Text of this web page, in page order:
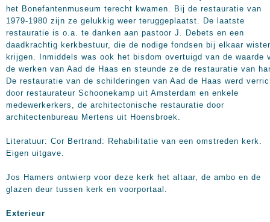
het Bonefantenmuseum terecht kwamen. Bij de restauratie van
1979-1980 zijn ze gelukkig weer teruggeplaatst. De laatste
restauratie is o.a. te danken aan pastoor J. Debets en een
daadkrachtig kerkbestuur, die de nodige fondsen bij elkaar
krijgen. Inmiddels was ook het bisdom overtuigd van de waarde
de werken van Aad de Haas en steunde ze de restauratie van
De restauratie van de schilderingen van Aad de Haas werd
door restaurateur Schoonekamp uit Amsterdam en enkele
medewerkerkers, de architectonische restauratie door
architectenbureau Mertens uit Hoensbroek.
Literatuur: Cor Bertrand: Rehabilitatie van een omstreden kerk.
Eigen uitgave.
Jos Hamers ontwierp voor deze kerk het altaar, de ambo en de
glazen deur tussen kerk en voorportaal.
Exterieur